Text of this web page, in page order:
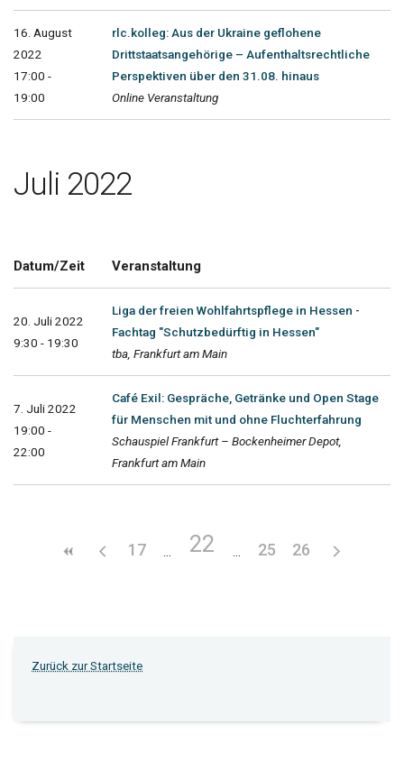
16. August
2022
17:00 -
19:00
rlc.kolleg: Aus der Ukraine geflohene
Drittstaatsangehörige – Aufenthaltsrechtliche
Perspektiven über den 31.08. hinaus
Online Veranstaltung
Juli 2022
Datum/Zeit Veranstaltung
20. Juli 2022
9:30 - 19:30
Liga der freien Wohlfahrtspflege in Hessen -
Fachtag "Schutzbedürftig in Hessen"
tba, Frankfurt am Main
7. Juli 2022
19:00 -
22:00
Café Exil: Gespräche, Getränke und Open Stage
für Menschen mit und ohne Fluchterfahrung
Schauspiel Frankfurt – Bockenheimer Depot,
Frankfurt am Main
17 22 25 26
Zurück zur Startseite